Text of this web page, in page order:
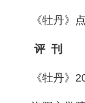
《牡丹》
评 刊
《牡丹》